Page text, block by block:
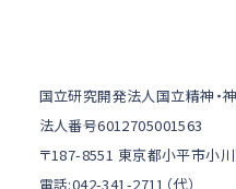
国立研究開発法人国立精神・
法人番号6012705001563
〒187-8551 東京都小平市小
電話:042-341-2711（代）